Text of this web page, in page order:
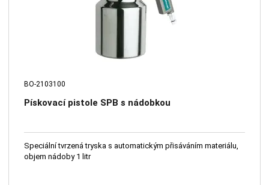
BO-2103100
Pískovací pistole SPB s nádobkou
Speciální tvrzená tryska s automatickým přisáváním materiálu,
objem nádoby 1 litr